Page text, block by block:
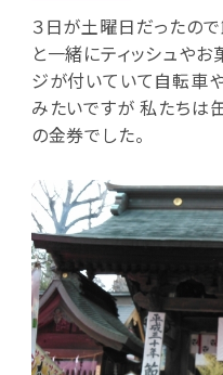
３日が土曜日だったの
と一緒にティッシュや
ジが付いていて自転車
みたいですが 私たちは
の金券でした。